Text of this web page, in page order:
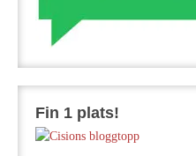
Fin 1 plats!